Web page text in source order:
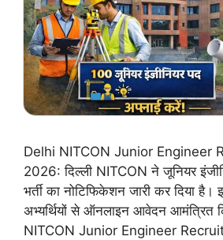
Delhi NITCON Junior Engineer
2026: दिल्ली NITCON ने जूनियर
भर्ती का नोटिफिकेशन जारी कर दिया है।
अभ्यर्थियों से ऑनलाइन आवेदन आमंत्रित
NITCON Junior Engineer